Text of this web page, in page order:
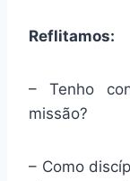
Reflitamos:
– Tenho
missão?
– Como